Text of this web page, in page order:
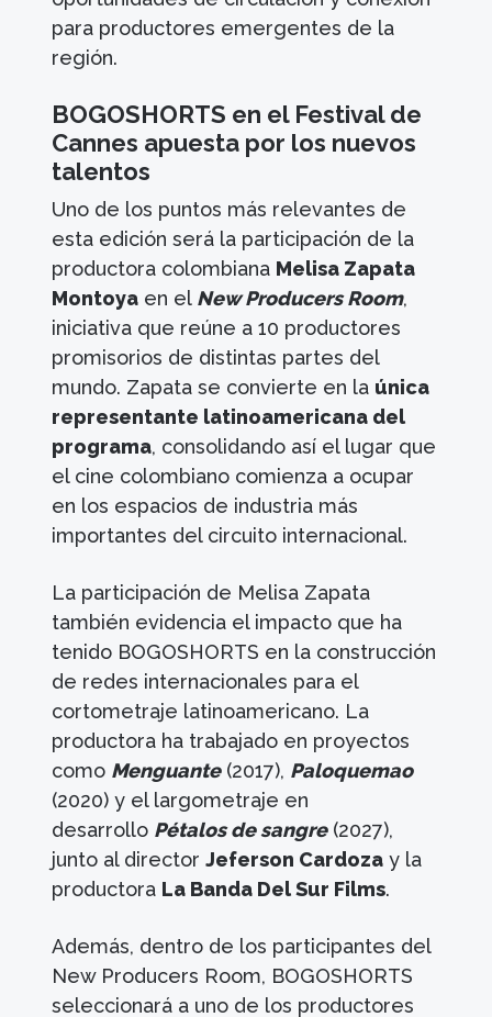
para productores emergentes de la
región.
BOGOSHORTS en el Festival de
Cannes apuesta por los nuevos
talentos
Uno de los puntos más relevantes de
esta edición será la participación de la
productora colombiana Melisa Zapata
Montoya en el New Producers Room,
iniciativa que reúne a 10 productores
promisorios de distintas partes del
mundo. Zapata se convierte en la única
representante latinoamericana del
programa, consolidando así el lugar que
el cine colombiano comienza a ocupar
en los espacios de industria más
importantes del circuito internacional.
La participación de Melisa Zapata
también evidencia el impacto que ha
tenido BOGOSHORTS en la construcción
de redes internacionales para el
cortometraje latinoamericano. La
productora ha trabajado en proyectos
como Menguante(2017), Paloquemao
(2020) y el largometraje en
desarrollo Pétalos de sangre(2027),
junto al directorJeferson Cardoza y la
productora La Banda Del Sur Films.
Además, dentro de los participantes del
New Producers Room, BOGOSHORTS
seleccionará a uno de los productores